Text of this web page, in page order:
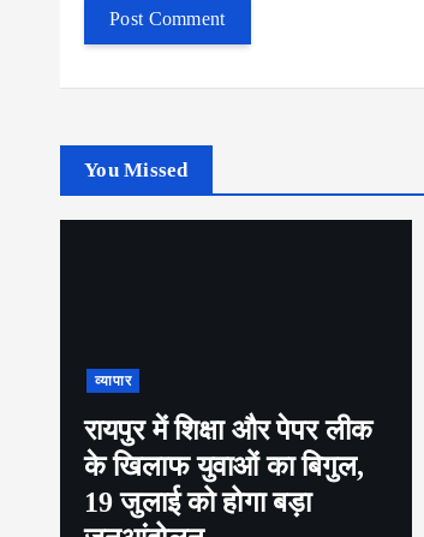
You Missed
Marriage Certificate
Kaise Banaye in
Chhattisgarh (2026) –
Seva Setu Portal